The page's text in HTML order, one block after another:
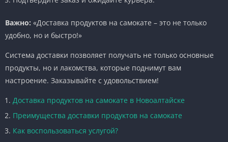
Важно: «Доставка продуктов на самокате – это не только
удобно, но и быстро!»
Система доставки позволяет получать не только основные
продукты, но и лакомства, которые поднимут вам
настроение. Заказывайте с удовольствием!
Доставка продуктов на самокате в Новоалтайске
Преимущества доставки продуктов на самокате
Как воспользоваться услугой?